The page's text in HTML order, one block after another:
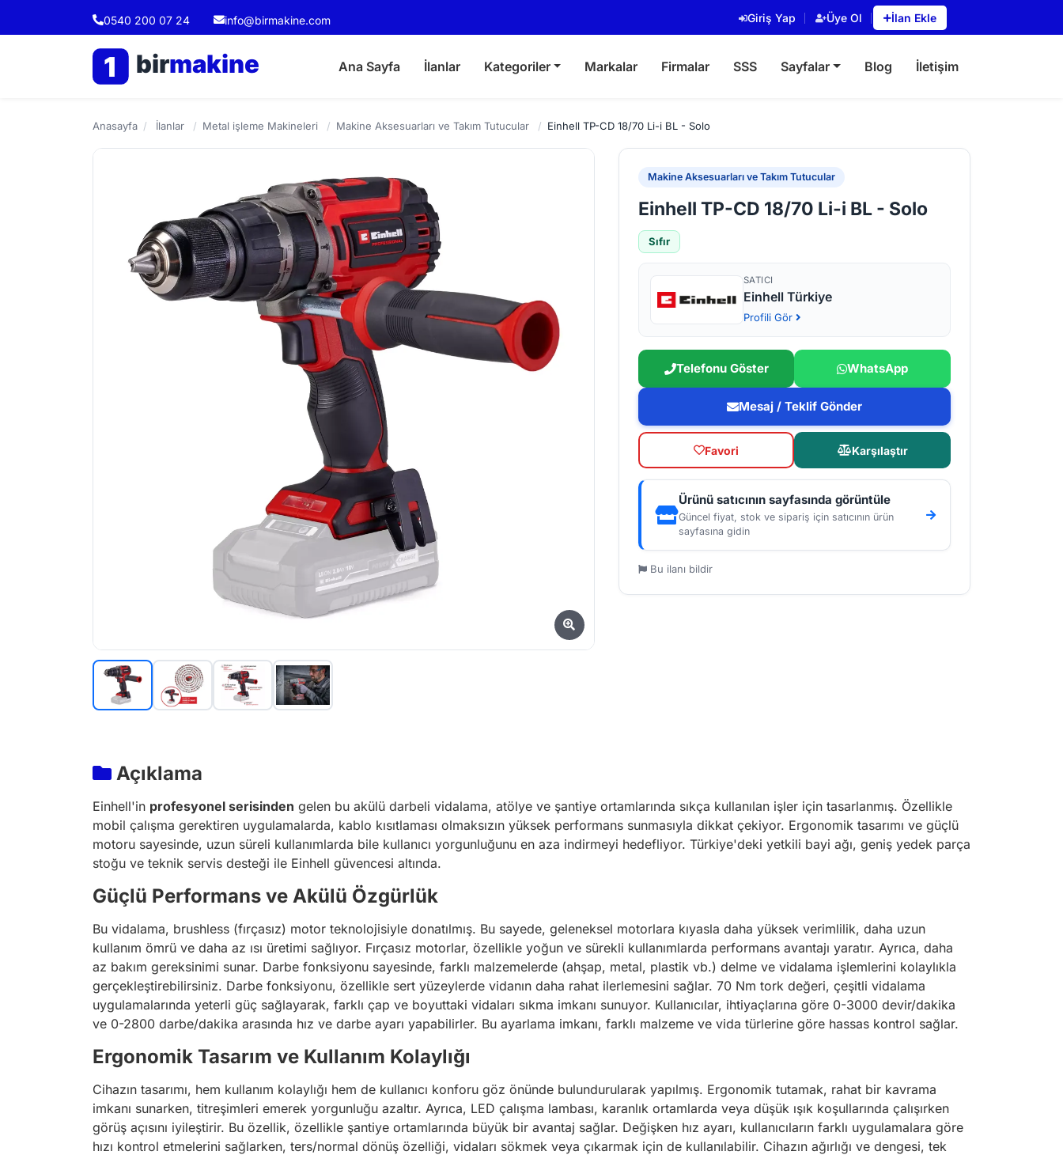
0540 200 07 24 info@birmakine.com Giriş Yap Üye Ol İlan Ekle
1 birmakine Ana Sayfa İlanlar Kategoriler Markalar Firmalar SSS Sayfalar Blog İletişim
Anasayfa / İlanlar / Metal işleme Makineleri / Makine Aksesuarları ve Takım Tutucular / Einhell TP-CD 18/70 Li-i BL - Solo
Makine Aksesuarları ve Takım Tutucular
Einhell TP-CD 18/70 Li-i BL - Solo
Sıfır
SATICI
Einhell Türkiye
Profili Gör
Telefonu Göster WhatsApp
Mesaj / Teklif Gönder
Favori Karşılaştır
Ürünü satıcının sayfasında görüntüle
Güncel fiyat, stok ve sipariş için satıcının ürün
sayfasına gidin
Bu ilanı bildir
Açıklama
Einhell'in profesyonel serisinden gelen bu akülü darbeli vidalama, atölye ve şantiye ortamlarında sıkça kullanılan işler için tasarlanmış. Özellikle
mobil çalışma gerektiren uygulamalarda, kablo kısıtlaması olmaksızın yüksek performans sunmasıyla dikkat çekiyor. Ergonomik tasarımı ve güçlü
motoru sayesinde, uzun süreli kullanımlarda bile kullanıcı yorgunluğunu en aza indirmeyi hedefliyor. Türkiye'deki yetkili bayi ağı, geniş yedek parça
stoğu ve teknik servis desteği ile Einhell güvencesi altında.
Güçlü Performans ve Akülü Özgürlük
Bu vidalama, brushless (fırçasız) motor teknolojisiyle donatılmış. Bu sayede, geleneksel motorlara kıyasla daha yüksek verimlilik, daha uzun
kullanım ömrü ve daha az ısı üretimi sağlıyor. Fırçasız motorlar, özellikle yoğun ve sürekli kullanımlarda performans avantajı yaratır. Ayrıca, daha
az bakım gereksinimi sunar. Darbe fonksiyonu sayesinde, farklı malzemelerde (ahşap, metal, plastik vb.) delme ve vidalama işlemlerini kolaylıkla
gerçekleştirebilirsiniz. Darbe fonksiyonu, özellikle sert yüzeylerde vidanın daha rahat ilerlemesini sağlar. 70 Nm tork değeri, çeşitli vidalama
uygulamalarında yeterli güç sağlayarak, farklı çap ve boyuttaki vidaları sıkma imkanı sunuyor. Kullanıcılar, ihtiyaçlarına göre 0-3000 devir/dakika
ve 0-2800 darbe/dakika arasında hız ve darbe ayarı yapabilirler. Bu ayarlama imkanı, farklı malzeme ve vida türlerine göre hassas kontrol sağlar.
Ergonomik Tasarım ve Kullanım Kolaylığı
Cihazın tasarımı, hem kullanım kolaylığı hem de kullanıcı konforu göz önünde bulundurularak yapılmış. Ergonomik tutamak, rahat bir kavrama
imkanı sunarken, titreşimleri emerek yorgunluğu azaltır. Ayrıca, LED çalışma lambası, karanlık ortamlarda veya düşük ışık koşullarında çalışırken
görüş açısını iyileştirir. Bu özellik, özellikle şantiye ortamlarında büyük bir avantaj sağlar. Değişken hız ayarı, kullanıcıların farklı uygulamalara göre
hızı kontrol etmelerini sağlarken, ters/normal dönüş özelliği, vidaları sökmek veya çıkarmak için de kullanılabilir. Cihazın ağırlığı ve dengesi, tek